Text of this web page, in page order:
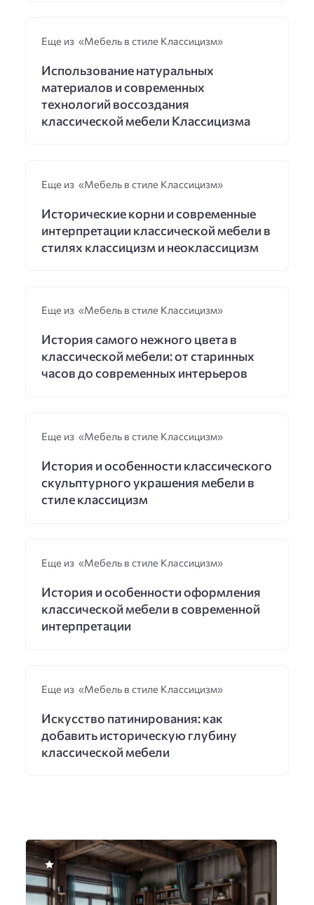
Еще из «Мебель в стиле Классицизм»
Использование натуральных
материалов и современных
технологий воссоздания
классической мебели Классицизма
Еще из «Мебель в стиле Классицизм»
Исторические корни и современные
интерпретации классической мебели в
стилях классицизм и неоклассицизм
Еще из «Мебель в стиле Классицизм»
История самого нежного цвета в
классической мебели: от старинных
часов до современных интерьеров
Еще из «Мебель в стиле Классицизм»
История и особенности классического
скульптурного украшения мебели в
стиле классицизм
Еще из «Мебель в стиле Классицизм»
История и особенности оформления
классической мебели в современной
интерпретации
Еще из «Мебель в стиле Классицизм»
Искусство патинирования: как
добавить историческую глубину
классической мебели